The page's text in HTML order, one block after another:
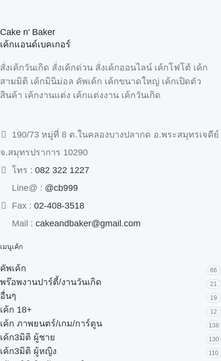
Cake n' Baker
เค้กแอนด์เบคเกอร์
สั่งเค้กวันเกิด สั่งเค้กด่วน สั่งเค้กออนไลน์ เค้กโฟโต้ เค้ก
สามมิติ เค้กมินิม่อล คัพเค้ก เค้กขนาดใหญ่ เค้กเปิดตัว
สินค้า เค้กงานแต่ง เค้กแต่งงาน เค้กวันเกิด
190/73 หมู่ที่ 8 ต.ในคลองบางปลากด อ.พระสมุทรเจดีย์
จ.สมุทรปราการ 10290
โทร : 082 322 1227
Line@ : @cb999
Fax : 02-408-3518
Mail : cakeandbaker@gmail.com
เมนูเค้ก
คัพเค้ก 66
พร๊อพงานปาร์ตี้/งานวันเกิด 21
อื่นๆ 19
เค้ก 18+ 12
เค้ก ภาพยนตร์/เกม/การ์ตูน 138
เค้ก3มิติ ผู้ชาย 130
เค้ก3มิติ ผู้หญิง 110